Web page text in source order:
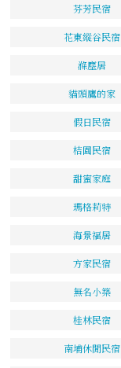
芬芳民宿
花東縱谷民宿
滌塵居
貓頭鷹的家
假日民宿
桔園民宿
甜蜜家庭
瑪格莉特
海景福居
方家民宿
無名小築
桂林民宿
南埔休閒民宿